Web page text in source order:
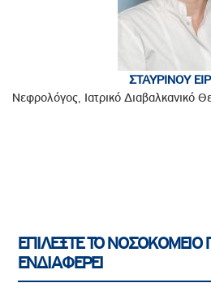
ΣΤΑΥΡΙΝΟΥ
Νεφρολόγος, Ιατρικό Διαβαλκανικό
ΕΠΙΛΕΞΤΕ ΤΟ ΝΟΣΟΚΟΜΕΙΟ
ΕΝΔΙΑΦΕΡΕΙ